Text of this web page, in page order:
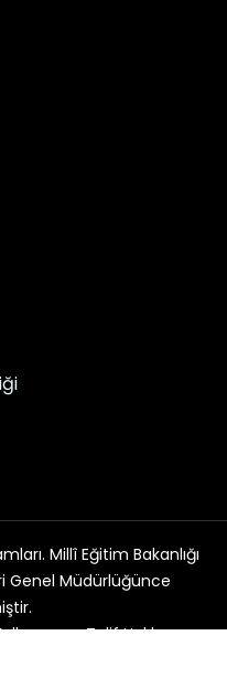
Millî Eğitim Bakanlığı
Genel Müdürlüğünce
ve Telif Hakları